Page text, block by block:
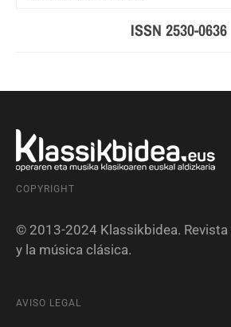
ISSN 2530-0636
COPYRIGHT
© 2013-2024 Klassikbidea. Revista
y la música clásica.
AVISO LEGAL